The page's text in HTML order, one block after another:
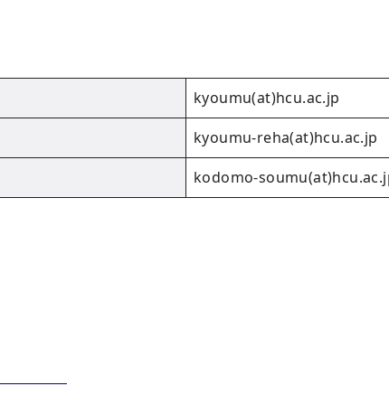
kyoumu(at)hcu.ac.jp
kyoumu-reha(at)hcu.ac.jp
kodomo-